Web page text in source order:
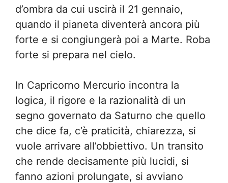
d’ombra da cui uscirà il 21 gennaio,
quando il pianeta diventerà ancora più
forte e si congiungerà poi a Marte. Roba
forte si prepara nel cielo.
In Capricorno Mercurio incontra la
logica, il rigore e la razionalità di un
segno governato da Saturno che quello
che dice fa, c’è praticità, chiarezza, si
vuole arrivare all’obbiettivo. Un transito
che rende decisamente più lucidi, si
fanno azioni prolungate, si avviano